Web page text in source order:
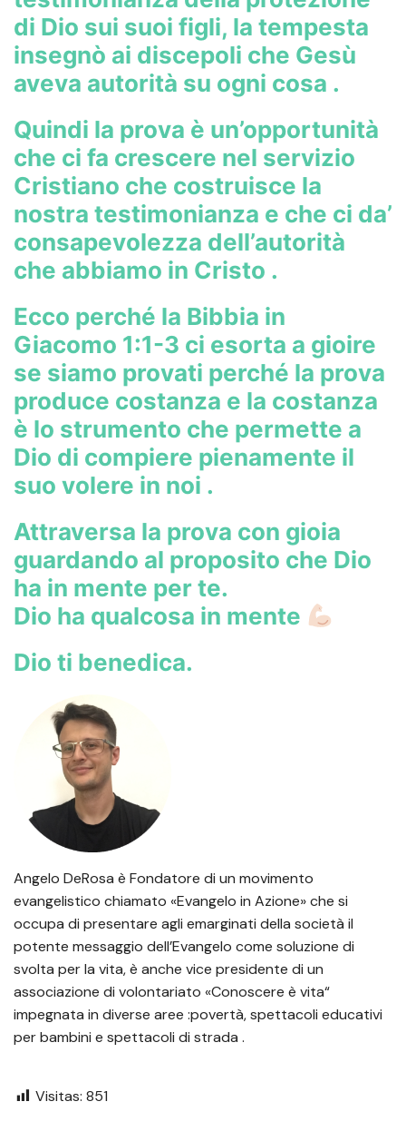
di Dio sui suoi figli, la tempesta
insegnò ai discepoli che Gesù
aveva autorità su ogni cosa .
Quindi la prova è un’opportunità
che ci fa crescere nel servizio
Cristiano che costruisce la
nostra testimonianza e che ci da’
consapevolezza dell’autorità
che abbiamo in Cristo .
Ecco perché la Bibbia in
Giacomo 1:1-3 ci esorta a gioire
se siamo provati perché la prova
produce costanza e la costanza
è lo strumento che permette a
Dio di compiere pienamente il
suo volere in noi .
Attraversa la prova con gioia
guardando al proposito che Dio
ha in mente per te.
Dio ha qualcosa in mente
Dio ti benedica.
Angelo DeRosa è Fondatore di un movimento
evangelistico chiamato «Evangelo in Azione» che si
occupa di presentare agli emarginati della società il
potente messaggio dell’Evangelo come soluzione di
svolta per la vita, è anche vice presidente di un
associazione di volontariato «Conoscere è vita“
impegnata in diverse aree :povertà, spettacoli educativi
per bambini e spettacoli di strada .
Visitas: 851